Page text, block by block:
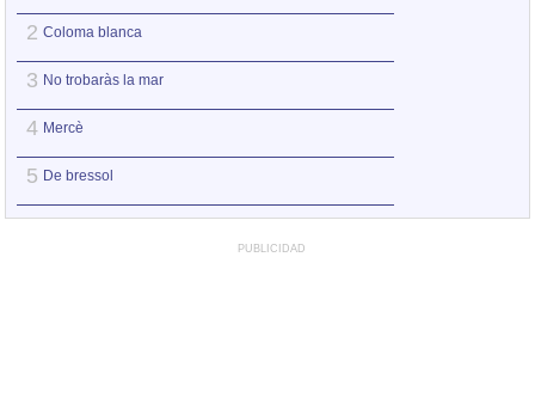
2 Coloma blanca
3 No trobaràs la mar
4 Mercè
5 De bressol
PUBLICIDAD